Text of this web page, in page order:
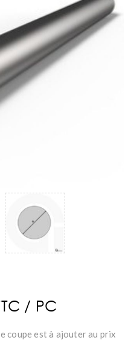
/ PC
coupe est à ajouter au prix